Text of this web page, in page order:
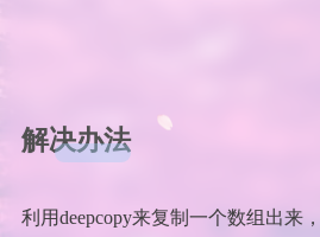
解决办法
利用deepcopy来复制一个数组出来